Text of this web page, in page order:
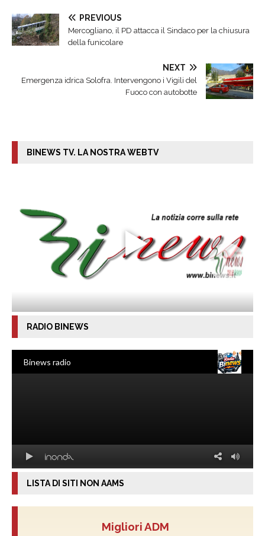
PREVIOUS
Mercogliano, il PD attacca il Sindaco per la chiusura
della funicolare
NEXT
Emergenza idrica Solofra. Intervengono i Vigili del
Fuoco con autobotte
BINEWS TV. LA NOSTRA WEBTV
RADIO BINEWS
LISTA DI SITI NON AAMS
Migliori ADM